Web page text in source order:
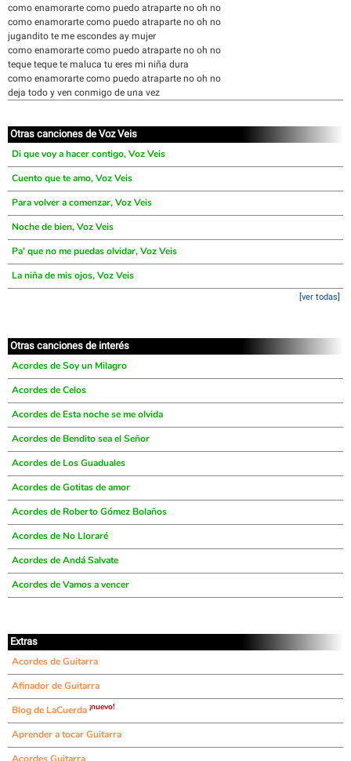
como enamorarte como puedo atraparte no oh no
como enamorarte como puedo atraparte no oh no
jugandito te me escondes ay mujer
como enamorarte como puedo atraparte no oh no
teque teque te maluca tu eres mi niña dura
como enamorarte como puedo atraparte no oh no
deja todo y ven conmigo de una vez
Otras canciones de Voz Veis
Di que voy a hacer contigo, Voz Veis
Cuento que te amo, Voz Veis
Para volver a comenzar, Voz Veis
Noche de bien, Voz Veis
Pa' que no me puedas olvidar, Voz Veis
La niña de mis ojos, Voz Veis
[ver todas]
Otras canciones de interés
Acordes de Soy un Milagro
Acordes de Celos
Acordes de Esta noche se me olvida
Acordes de Bendito sea el Señor
Acordes de Los Guaduales
Acordes de Gotitas de amor
Acordes de Roberto Gómez Bolaños
Acordes de No Lloraré
Acordes de Andá Salvate
Acordes de Vamos a vencer
Extras
Acordes de Guitarra
Afinador de Guitarra
Blog de LaCuerda ¡nuevo!
Aprender a tocar Guitarra